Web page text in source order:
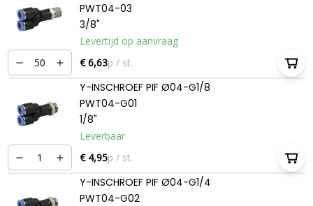
PWT04-03
3/8"
Levertijd op aanvraag
€ 6,63p / st.
Y-INSCHROEF PIF Ø04-G1/8
PWT04-G01
1/8"
Leverbaar
€ 4,95p / st.
Y-INSCHROEF PIF Ø04-G1/4
PWT04-G02